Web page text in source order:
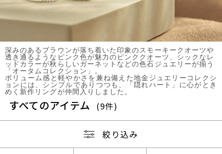
深みのあるブラウンが落ち着いた印象のスモーキークオーツや
透き通るようなピンク色が魅力のピンククオーツ、シックなレ
ッドカラーが秋らしいガーネットなどの色石ジュエリーが揃う
「オータムコレクション」。
ボリューム感と軽やかさを兼ね備えた地金ジュエリーコレクシ
ョンには、シンプルでありつつも、「隠れハート」に心がとき
めく新作リングが仲間入りしました。
すべてのアイテム (9件)
絞り込み